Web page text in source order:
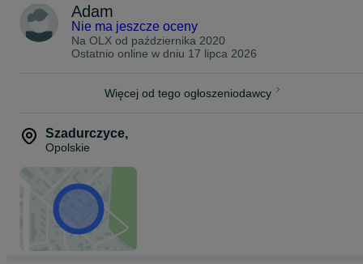
Adam
Nie ma jeszcze oceny
Na OLX od października 2020
Ostatnio online w dniu 17 lipca 2026
Więcej od tego ogłoszeniodawcy
Szadurczyce,
Opolskie